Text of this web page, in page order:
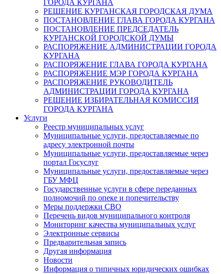
ГОРОДА КУРГАНА
РЕШЕНИЕ КУРГАНСКАЯ ГОРОДСКАЯ ДУМА
ПОСТАНОВЛЕНИЕ ГЛАВА ГОРОДА КУРГАНА
ПОСТАНОВЛЕНИЕ ПРЕДСЕДАТЕЛЬ
КУРГАНСКОЙ ГОРОДСКОЙ ДУМЫ
РАСПОРЯЖЕНИЕ АДМИНИСТРАЦИИ ГОРОДА
КУРГАНА
РАСПОРЯЖЕНИЕ ГЛАВА ГОРОДА КУРГАНА
РАСПОРЯЖЕНИЕ МЭР ГОРОДА КУРГАНА
РАСПОРЯЖЕНИЕ РУКОВОДИТЕЛЬ
АДМИНИСТРАЦИИ ГОРОДА КУРГАНА
РЕШЕНИЕ ИЗБИРАТЕЛЬНАЯ КОМИССИЯ
ГОРОДА КУРГАНА
Услуги
Реестр муниципальных услуг
Муниципальные услуги, предоставляемые по
адресу электронной почты
Муниципальные услуги, предоставляемые через
портал Госуслуг
Муниципальные услуги, предоставляемые через
ГБУ МФЦ
Государственные услуги в сфере переданных
полномочий по опеке и попечительству
Меры поддержки СВО
Перечень видов муниципального контроля
Мониторинг качества муниципальных услуг
Электронные сервисы
Предварительная запись
Другая информация
Новости
Информация о типичных юридических ошибках